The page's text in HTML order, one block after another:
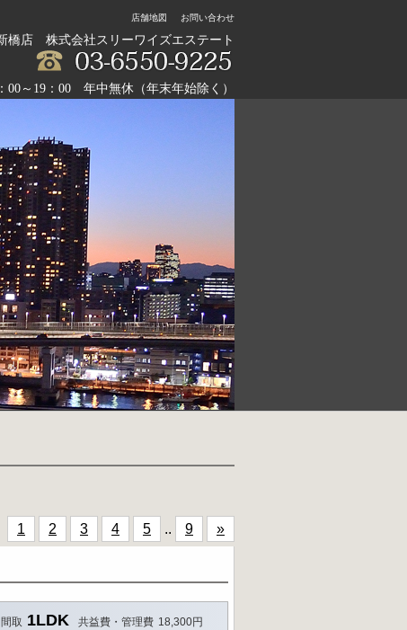
店舗地図 お問い合わせ
橋店 株式会社スリーワイズエステート
00～19：00 年中無休（年末年始除く）
1 2 3 4 5 .. 9 »
間取 1LDK 共益費・管理費 18,300円